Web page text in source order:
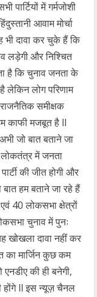
पार्टियों में गर्मजोशी
आवाम मोर्चा
भी दावा कर चुके हैं कि
लड़ेगी और निश्चित
है कि चुनाव जनता के
लेकिन लोग परिणाम
समीक्षक
काफी मजबूत है ll
जो बात बताने जा
लोकतंत्र में जनता
की जीत होगी और
हम बताने जा रहे हैं
40 लोकसभा क्षेत्रों
चुनाव में पुनः
खोखला दावा नहीं कर
का मार्जिन कुछ कम
की ही बनेगी,
होंगे ll इस न्यूज़ चैनल